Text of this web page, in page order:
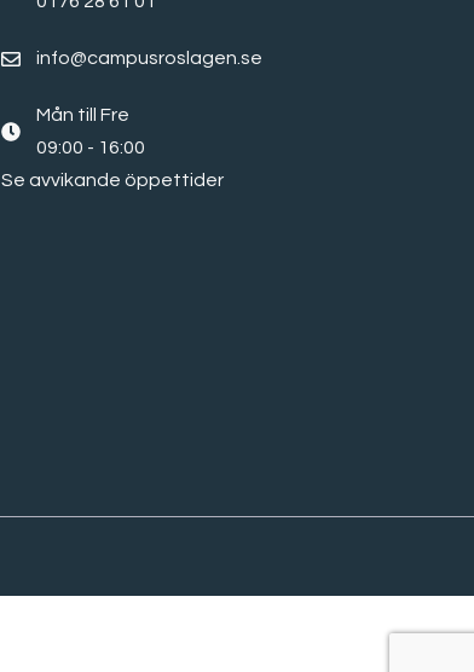
info@campusroslagen.se
Mån till Fre
09:00 - 16:00
Se avvikande öppettider